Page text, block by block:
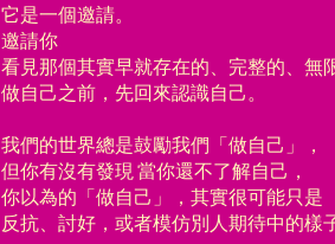
它是一個邀請。
邀請你
看見那個其實早就存在的、完整的、無
做自己之前，先回來認識自己。
我們的世界總是鼓勵我們「做自己」，
但你有沒有發現 當你還不了解自己，
你以為的「做自己」，其實很可能只是
反抗、討好，或者模仿別人期待中的樣子